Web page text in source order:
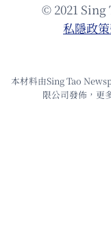
© 2021
私隱政
本材料由Sing Tao
限公司發佈，更